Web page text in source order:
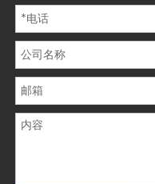
不同的历史评价。尧、舜
不仁，沦为无道暴君。这
塑造了自身的道德品质，
惕利益对自身品德的侵蚀
场景为例号召人们在生活中
先，摒弃对个人利益的过
定与发展。